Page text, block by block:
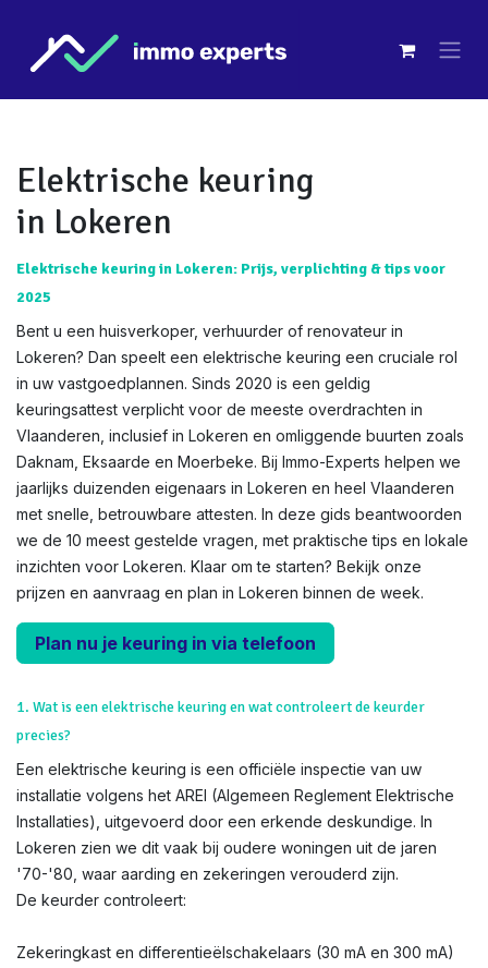
Elektrische keuring
in Lokeren
Elektrische keuring in Lokeren: Prijs, verplichting & tips voor
2025
Bent u een huisverkoper, verhuurder of renovateur in
Lokeren? Dan speelt een elektrische keuring een cruciale rol
in uw vastgoedplannen. Sinds 2020 is een geldig
keuringsattest verplicht voor de meeste overdrachten in
Vlaanderen, inclusief in Lokeren en omliggende buurten zoals
Daknam, Eksaarde en Moerbeke. Bij Immo-Experts helpen we
jaarlijks duizenden eigenaars in Lokeren en heel Vlaanderen
met snelle, betrouwbare attesten. In deze gids beantwoorden
we de 10 meest gestelde vragen, met praktische tips en lokale
inzichten voor Lokeren. Klaar om te starten? Bekijk onze
prijzen en aanvraag en plan in Lokeren binnen de week.
Plan nu je keuring in via telefoon
1. Wat is een elektrische keuring en wat controleert de keurder
precies?
Een elektrische keuring is een officiële inspectie van uw
installatie volgens het AREI (Algemeen Reglement Elektrische
Installaties), uitgevoerd door een erkende deskundige. In
Lokeren zien we dit vaak bij oudere woningen uit de jaren
'70-'80, waar aarding en zekeringen verouderd zijn.
De keurder controleert:
Zekeringkast en differentieëlschakelaars (30 mA en 300 mA)